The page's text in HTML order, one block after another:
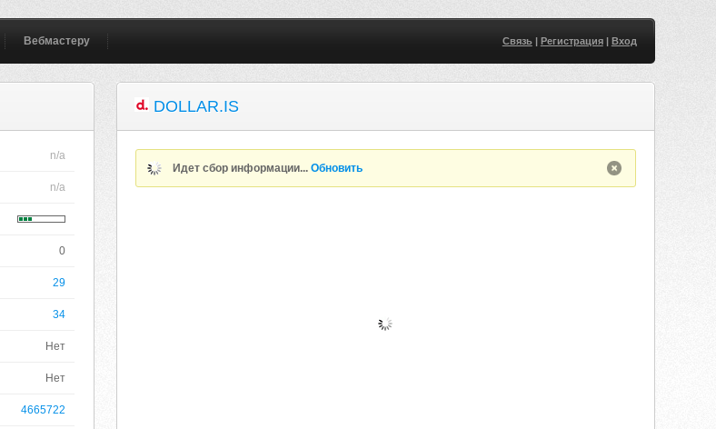
Вебмастеру Связь| Регистрация| Вход
n/a
n/a
0
29
34
Нет
Нет
4665722
DOLLAR.IS
Идет сбор информации...Обновить